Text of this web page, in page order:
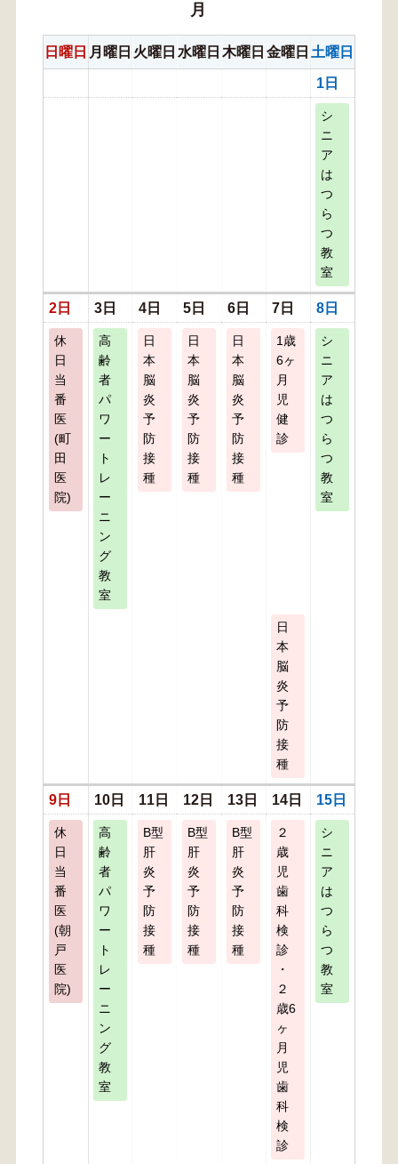
月
日曜日 月曜日 火曜日 水曜日 木曜日 金曜日 土曜日
1日
シ
ニ
ア
は
つ
ら
つ
教
室
2日 3日 4日 5日 6日 7日 8日
休
日
当
番
医
(町
田
医
院)
高
齢
者
パ
ワ
ー
ト
レ
ー
ニ
ン
グ
教
室
日
本
脳
炎
予
防
接
種
日
本
脳
炎
予
防
接
種
日
本
脳
炎
予
防
接
種
1歳
6ヶ
月
児
健
診
シ
ニ
ア
は
つ
ら
つ
教
室
日
本
脳
炎
予
防
接
種
9日 10日 11日 12日 13日 14日 15日
休
日
当
番
医
(朝
戸
医
院)
高
齢
者
パ
ワ
ー
ト
レ
ー
ニ
ン
グ
教
室
B型
肝
炎
予
防
接
種
B型
肝
炎
予
防
接
種
B型
肝
炎
予
防
接
種
２
歳
児
歯
科
検
診
・
２
歳6
ヶ
月
児
歯
科
検
診
シ
ニ
ア
は
つ
ら
つ
教
室